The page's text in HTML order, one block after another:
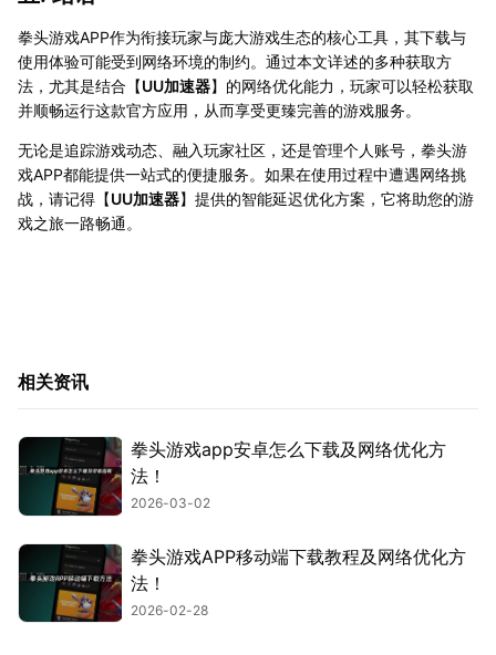
拳头游戏APP作为衔接玩家与庞大游戏生态的核心工具，其下载与
使用体验可能受到网络环境的制约。通过本文详述的多种获取方
法，尤其是结合【UU加速器】的网络优化能力，玩家可以轻松获取
并顺畅运行这款官方应用，从而享受更臻完善的游戏服务。
无论是追踪游戏动态、融入玩家社区，还是管理个人账号，拳头游
戏APP都能提供一站式的便捷服务。如果在使用过程中遭遇网络挑
战，请记得【UU加速器】提供的智能延迟优化方案，它将助您的游
戏之旅一路畅通。
相关资讯
拳头游戏app安卓怎么下载及网络优化方
法！
2026-03-02
拳头游戏APP移动端下载教程及网络优化方
法！
2026-02-28